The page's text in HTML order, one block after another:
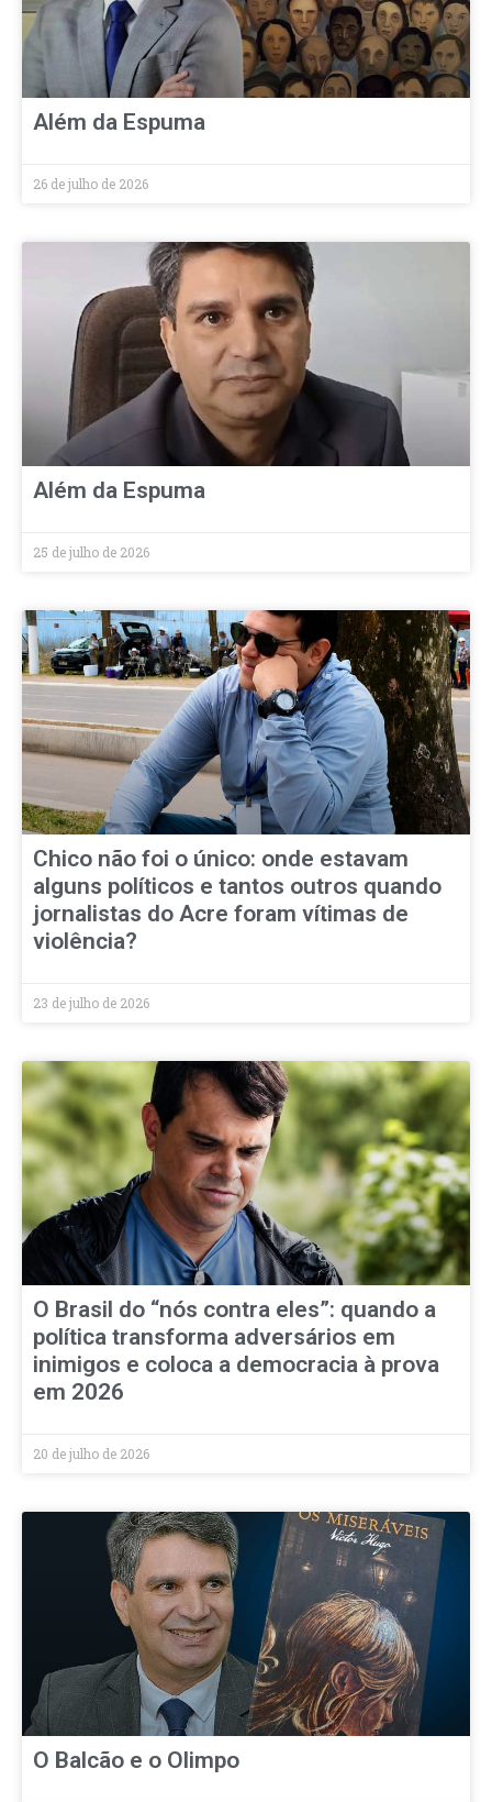
Além da Espuma
26 de julho de 2026
Além da Espuma
25 de julho de 2026
Chico não foi o único: onde estavam
alguns políticos e tantos outros quando
jornalistas do Acre foram vítimas de
violência?
23 de julho de 2026
O Brasil do “nós contra eles”: quando a
política transforma adversários em
inimigos e coloca a democracia à prova
em 2026
20 de julho de 2026
O Balcão e o Olimpo